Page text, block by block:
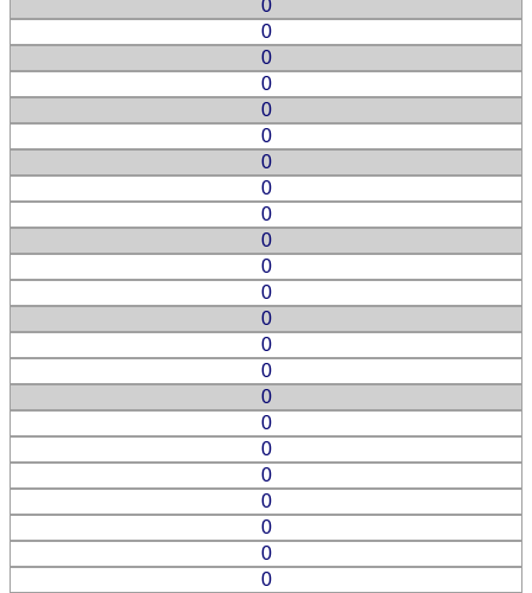
0
0
0
0
0
0
0
0
0
0
0
0
0
0
0
0
0
0
0
0
0
0
0